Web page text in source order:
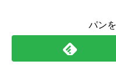
パン